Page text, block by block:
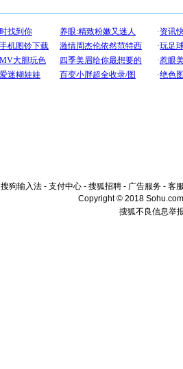
搜狗输入法 - 支付中心 - 搜狐招聘 - 广告服务 - 客
Copyright © 2018
搜狐不良信息举